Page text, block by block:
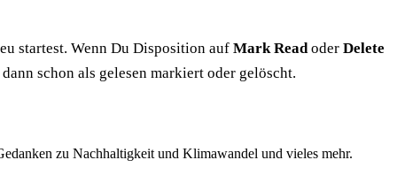
startest. Wenn Du Disposition auf Mark Readoder Delete
schon als gelesen markiert oder gelöscht.
zu Nachhaltigkeit und Klimawandel und vieles mehr.